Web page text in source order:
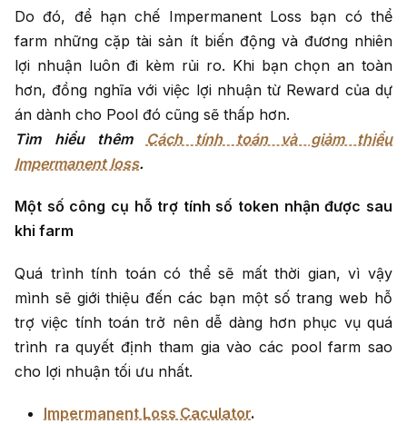
Do đó, để hạn chế Impermanent Loss bạn có thể
farm những cặp tài sản ít biến động và đương nhiên
lợi nhuận luôn đi kèm rủi ro. Khi bạn chọn an toàn
hơn, đồng nghĩa với việc lợi nhuận từ Reward của dự
án dành cho Pool đó cũng sẽ thấp hơn.
Tìm hiểu thêm
Cách tính toán và giảm thiểu
Impermanent loss.
Một số công cụ hỗ trợ tính số token nhận được sau
khi farm
Quá trình tính toán có thể sẽ mất thời gian, vì vậy
mình sẽ giới thiệu đến các bạn một số trang web hỗ
trợ việc tính toán trở nên dễ dàng hơn phục vụ quá
trình ra quyết định tham gia vào các pool farm sao
cho lợi nhuận tối ưu nhất.
Impermanent Loss Caculator.